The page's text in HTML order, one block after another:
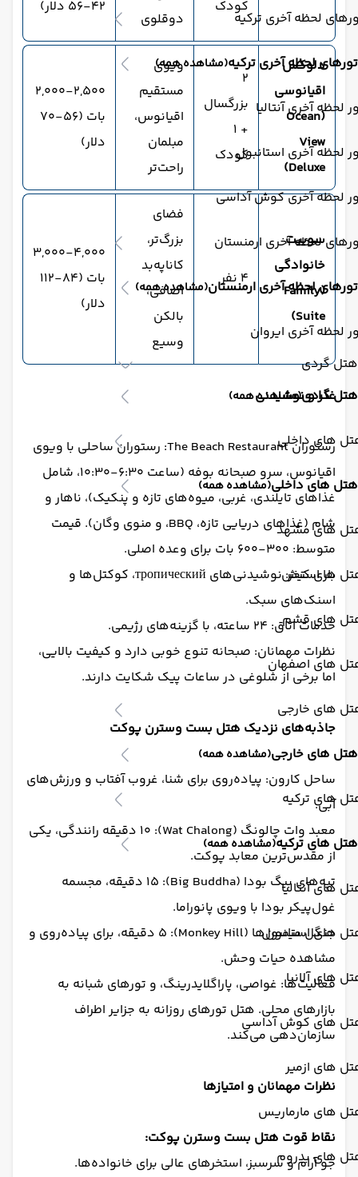
لحظه آخری ترکیه
تورهای لحظه آخری ترکیه(مشاهده همه)
لحظه آخری آنتالیا
لحظه آخری استانبول
لحظه آخری کوش آداسی
لحظه آخری ارمنستان
تورهای لحظه آخری ارمنستان(مشاهده همه)
لحظه آخری ایروان
هتل گردی
هتل گردی(مشاهده همه)
های داخلی
هتل های داخلی(مشاهده همه)
های مشهد
های کیش
های قشم
های اصفهان
های خارجی
هتل های خارجی(مشاهده همه)
های ترکیه
هتل های ترکیه(مشاهده همه)
های آنتالیا
های استانبول
های آلانیا
های کوش آداسی
های ازمیر
های مارماریس
های بدروم
کودک
دوقلوی
۴۲-۵۶ دلار)
دلوکس
اقیانوسی
(Ocean
View
Deluxe)
۲
بزرگسال
+ ۱
کودک
ویوی
مستقیم
اقیانوس،
مبلمان
راحت‌تر
۲,۰۰۰-۲,۵۰۰
بات (۵۶-۷۰
دلار)
سوییت
خانوادگی
(Family
Suite)
۴ نفر
فضای
بزرگ‌تر،
کاناپه‌بد
اضافی،
بالکن
وسیع
۳,۰۰۰-۴,۰۰۰
بات (۸۴-۱۱۲
دلار)
غذا و نوشیدنی
رستوران The Beach Restaurant: رستوران ساحلی با ویوی
اقیانوس، سرو صبحانه بوفه (ساعت ۶:۳۰-۱۰:۳۰، شامل
غذاهای تایلندی، غربی، میوه‌های تازه و پنکیک)، ناهار و
شام (غذاهای دریایی تازه، BBQ، و منوی وگان). قیمت
متوسط: ۳۰۰-۶۰۰ بات برای وعده اصلی.
بار استخر: نوشیدنی‌های тропический، کوکتل‌ها و
اسنک‌های سبک.
خدمات اتاق: ۲۴ ساعته، با گزینه‌های رژیمی.
نظرات مهمانان: صبحانه تنوع خوبی دارد و کیفیت بالایی،
اما برخی از شلوغی در ساعات پیک شکایت دارند.
جاذبه‌های نزدیک هتل بست وسترن پوکت
ساحل کارون: پیاده‌روی برای شنا، غروب آفتاب و ورزش‌های
آبی.
معبد وات چالونگ (Wat Chalong): ۱۰ دقیقه رانندگی، یکی
از مقدس‌ترین معابد پوکت.
تپه‌های بیگ بودا (Big Buddha): ۱۵ دقیقه، مجسمه
غول‌پیکر بودا با ویوی پانوراما.
جنگل میمون‌ها (Monkey Hill): ۵ دقیقه، برای پیاده‌روی و
مشاهده حیات وحش.
فعالیت‌ها: غواصی، پاراگلایدرینگ، و تورهای شبانه به
بازارهای محلی. هتل تورهای روزانه به جزایر اطراف
سازمان‌دهی می‌کند.
نظرات مهمانان و امتیازها
نقاط قوت هتل بست وسترن پوکت:
جو آرام و سرسبز، استخرهای عالی برای خانواده‌ها.